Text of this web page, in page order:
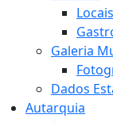
Galeria
Dados
Autarquia